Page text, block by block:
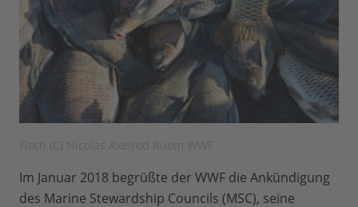
Im Januar 2018 begrüßte der WWF die Ankündigung
des Marine Stewardship Councils (MSC), seine